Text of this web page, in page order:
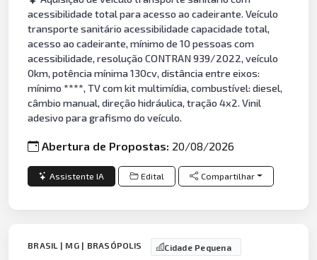
acessibilidade total para acesso ao cadeirante. Veículo
transporte sanitário acessibilidade capacidade total,
acesso ao cadeirante, mínimo de 10 pessoas com
acessibilidade, resolução CONTRAN 939/2022, veículo
0km, potência mínima 130cv, distância entre eixos:
mínimo ****, TV com kit multimídia, combustível: diesel,
câmbio manual, direção hidráulica, tração 4x2. Vinil
adesivo para grafismo do veículo.
Abertura de Propostas: 20/08/2026
Assistente IA Edital Compartilhar
BRASIL | MG | BRASÓPOLIS Cidade Pequena